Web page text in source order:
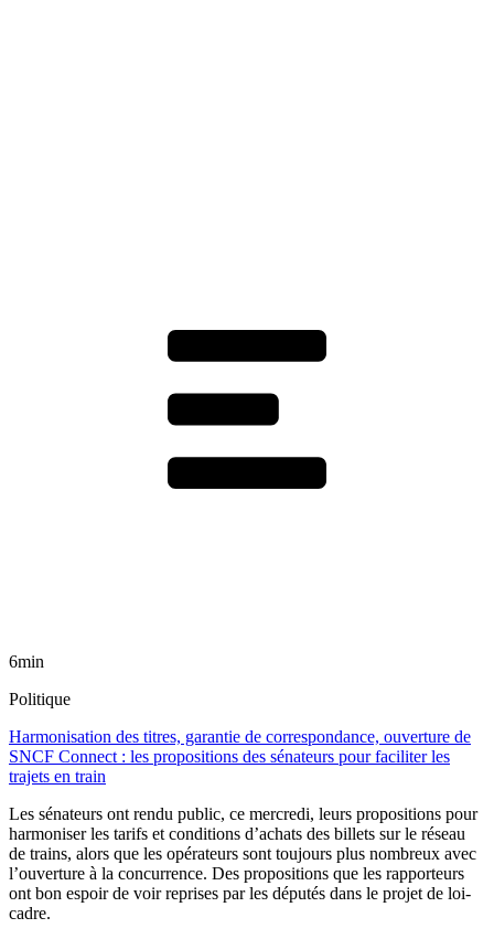
6min
Politique
Harmonisation des titres, garantie de correspondance, ouverture de
SNCF Connect : les propositions des sénateurs pour faciliter les
trajets en train
Les sénateurs ont rendu public, ce mercredi, leurs propositions pour
harmoniser les tarifs et conditions d’achats des billets sur le réseau
de trains, alors que les opérateurs sont toujours plus nombreux avec
l’ouverture à la concurrence. Des propositions que les rapporteurs
ont bon espoir de voir reprises par les députés dans le projet de loi-
cadre.